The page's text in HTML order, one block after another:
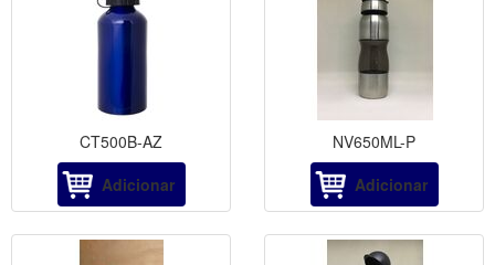
CT500B-AZ
Adicionar
NV650ML-P
Adicionar